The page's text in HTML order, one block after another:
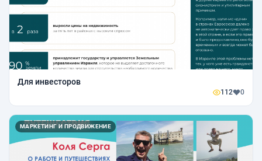
Для инвесторов
112 0
МАРКЕТИНГ И ПРОДВИЖЕНИЕ